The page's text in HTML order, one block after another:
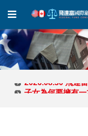
子女為何要擁有
子女為何要擁有